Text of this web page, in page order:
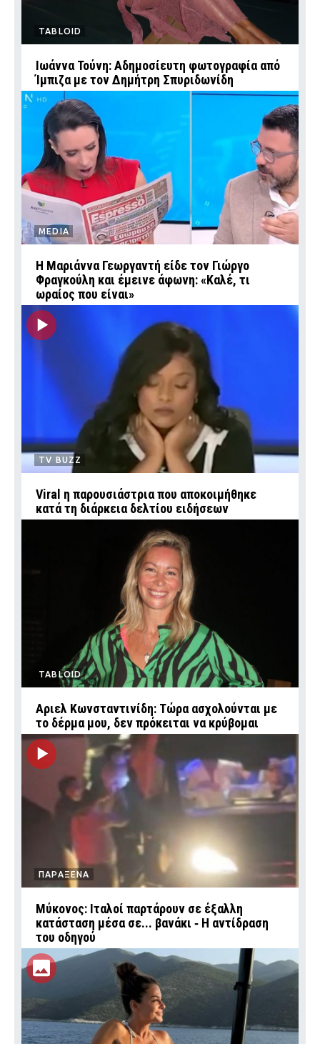
TABLOID
Ιωάννα Τούνη: Αδημοσίευτη φωτογραφία από
Ίμπιζα με τον Δημήτρη Σπυριδωνίδη
MEDIA
Η Μαριάννα Γεωργαντή είδε τον Γιώργο
Φραγκούλη και έμεινε άφωνη: «Καλέ, τι
ωραίος που είναι»
TV BUZZ
Viral η παρουσιάστρια που αποκοιμήθηκε
κατά τη διάρκεια δελτίου ειδήσεων
TABLOID
Αριελ Κωνσταντινίδη: Τώρα ασχολούνται με
το δέρμα μου, δεν πρόκειται να κρύβομαι
ΠΑΡΑΞΕΝΑ
Μύκονος: Ιταλοί παρτάρουν σε έξαλλη
κατάσταση μέσα σε... βανάκι ‑ Η αντίδραση
του οδηγού